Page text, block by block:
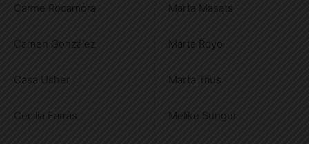
Carme Rocamora
Camen González
Casa Usher
Cecilia Farràs
Marta Masats
Marta Royo
Marta Trius
Melike Sungur